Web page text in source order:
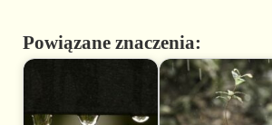
Powiązane znaczenia: